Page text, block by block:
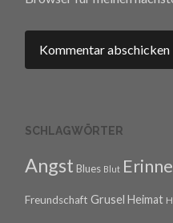
SCHLAGWÖRTER
Angst Blues Blut
Freundschaft Grusel Heimat